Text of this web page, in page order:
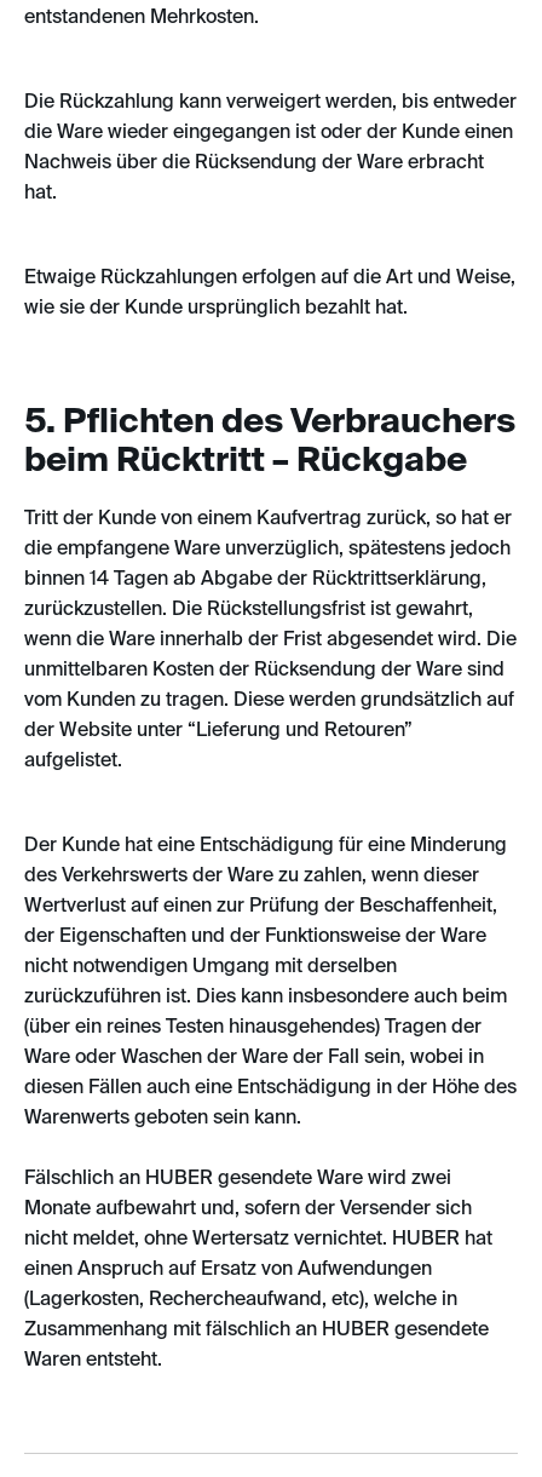
entstandenen Mehrkosten.
Die Rückzahlung kann verweigert werden, bis entweder
die Ware wieder eingegangen ist oder der Kunde einen
Nachweis über die Rücksendung der Ware erbracht
hat.
Etwaige Rückzahlungen erfolgen auf die Art und Weise,
wie sie der Kunde ursprünglich bezahlt hat.
5. Pflichten des Verbrauchers
beim Rücktritt – Rückgabe
Tritt der Kunde von einem Kaufvertrag zurück, so hat er
die empfangene Ware unverzüglich, spätestens jedoch
binnen 14 Tagen ab Abgabe der Rücktrittserklärung,
zurückzustellen. Die Rückstellungsfrist ist gewahrt,
wenn die Ware innerhalb der Frist abgesendet wird. Die
unmittelbaren Kosten der Rücksendung der Ware sind
vom Kunden zu tragen. Diese werden grundsätzlich auf
der Website unter “Lieferung und Retouren”
aufgelistet.
Der Kunde hat eine Entschädigung für eine Minderung
des Verkehrswerts der Ware zu zahlen, wenn dieser
Wertverlust auf einen zur Prüfung der Beschaffenheit,
der Eigenschaften und der Funktionsweise der Ware
nicht notwendigen Umgang mit derselben
zurückzuführen ist. Dies kann insbesondere auch beim
(über ein reines Testen hinausgehendes) Tragen der
Ware oder Waschen der Ware der Fall sein, wobei in
diesen Fällen auch eine Entschädigung in der Höhe des
Warenwerts geboten sein kann.
Fälschlich an HUBER gesendete Ware wird zwei
Monate aufbewahrt und, sofern der Versender sich
nicht meldet, ohne Wertersatz vernichtet. HUBER hat
einen Anspruch auf Ersatz von Aufwendungen
(Lagerkosten, Rechercheaufwand, etc), welche in
Zusammenhang mit fälschlich an HUBER gesendete
Waren entsteht.